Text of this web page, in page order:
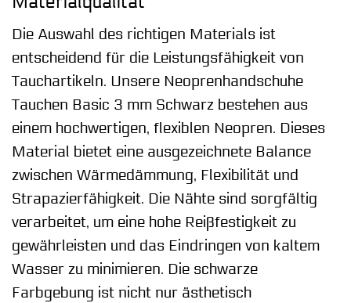
Die Auswahl des richtigen Materials ist
entscheidend für die Leistungsfähigkeit von
Tauchartikeln. Unsere Neoprenhandschuhe
Tauchen Basic 3 mm Schwarz bestehen aus
einem hochwertigen, flexiblen Neopren. Dieses
Material bietet eine ausgezeichnete Balance
zwischen Wärmedämmung, Flexibilität und
Strapazierfähigkeit. Die Nähte sind sorgfältig
verarbeitet, um eine hohe Reißfestigkeit zu
gewährleisten und das Eindringen von kaltem
Wasser zu minimieren. Die schwarze
Farbgebung ist nicht nur ästhetisch